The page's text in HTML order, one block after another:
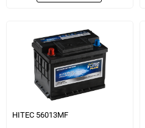
HITEC 56013MF